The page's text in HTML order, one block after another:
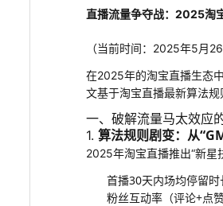
直播流量争夺战：2025淘
（当前时间：2025年5月
在2025年的淘宝直播生态
文基于淘宝直播最新算法
一、破解流量马太效应
1. 算法规则剧变：从
2025年淘宝直播推出“新星
首播30天内场均停留
粉丝互动率（评论+点